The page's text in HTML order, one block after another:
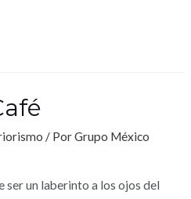
/ PorGrupo México
ser un laberinto a los ojos del